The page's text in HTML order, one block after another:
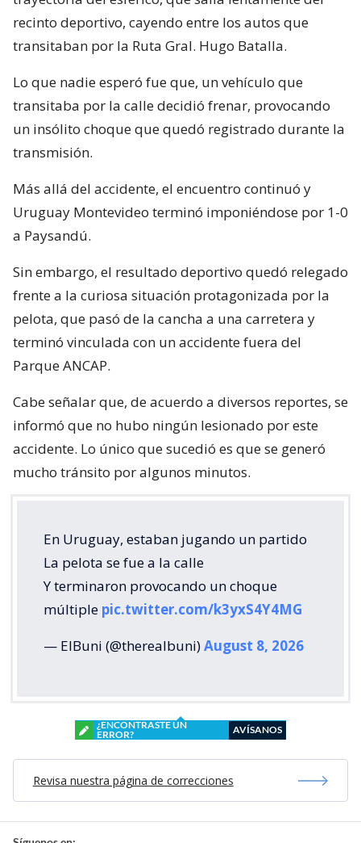
recinto deportivo, cayendo entre los autos que
transitaban por la Ruta Gral. Hugo Batalla.
Lo que nadie esperó fue que, un vehículo que
transitaba por la calle decidió frenar, provocando
un insólito choque que quedó registrado durante la
transmisión.
Más allá del accidente, el encuentro continuó y
Uruguay Montevideo terminó imponiéndose por 1-0
a Paysandú.
Sin embargo, el resultado deportivo quedó relegado
frente a la curiosa situación protagonizada por la
pelota, que pasó de la cancha a una carretera y
terminó vinculada con un accidente fuera del
Parque ANCAP.
Cabe señalar que, de acuerdo a diversos reportes, se
informó que no hubo ningún lesionado por este
accidente. Lo único que sucedió es que se generó
mucho tránsito por algunos minutos.
En Uruguay, estaban jugando un partido
La pelota se fue a la calle
Y terminaron provocando un choque
múltiple pic.twitter.com/k3yxS4Y4MG
— ElBuni (@therealbuni)August 8, 2026
¿ENCONTRASTE UN
ERROR?
AVÍSANOS
Revisa nuestra página de correcciones